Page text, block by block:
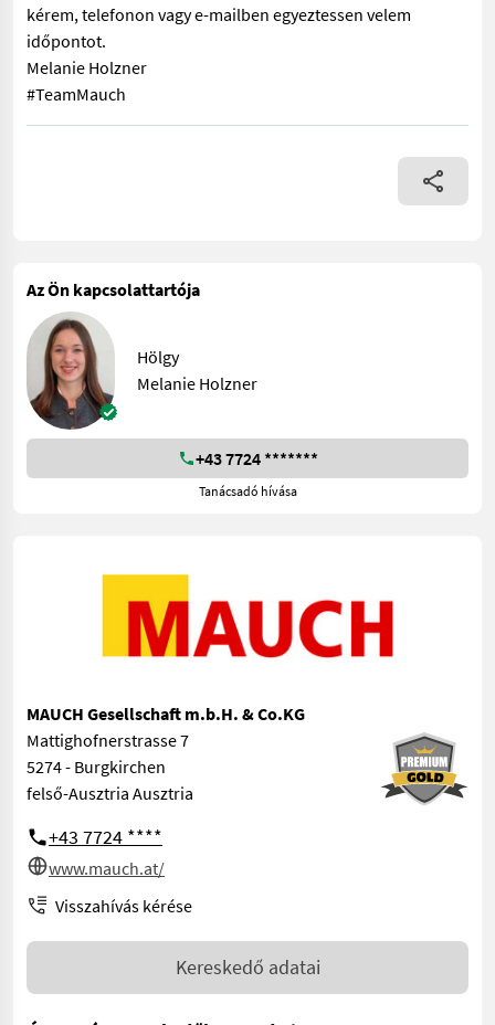
kérem, telefonon vagy e-mailben egyeztessen velem
időpontot.
Melanie Holzner
#TeamMauch
Az új Weidemann T4512 Stage V, TOP alapfelszereltséggel,
Az Ön kapcsolattartója
Hölgy
Melanie Holzner
+43 7724 *******
Tanácsadó hívása
MAUCH Gesellschaft m.b.H. & Co.KG
Mattighofnerstrasse 7
5274 - Burgkirchen
felső-Ausztria Ausztria
+43 7724 ****
www.mauch.at/
Visszahívás kérése
Kereskedő adatai